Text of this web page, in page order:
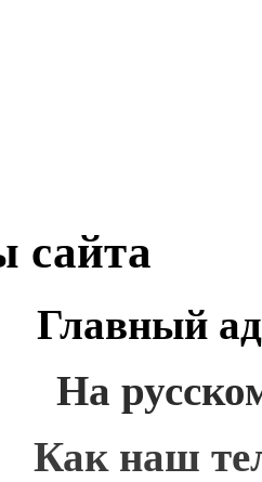
сайта
Главный
На
Как наш